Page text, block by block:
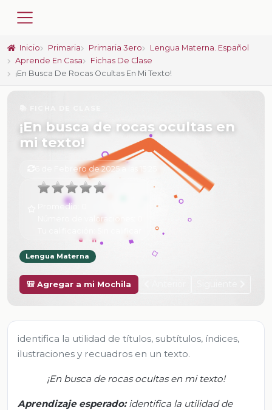
Inicio Primaria Primaria 3ero
Lengua Materna. Español
Aprende En Casa
Fichas De Clase
¡En Busca De Rocas Ocultas En Mi Texto!
¡En busca de rocas ocultas en
mi texto!
6 de Febrero de 2025 a las 15:25
Promedio:
Número de valoraciones:
Lengua Materna
🎒 Agregar a mi Mochila
identifica la utilidad de títulos, subtítulos, índices,
ilustraciones y recuadros en un texto.
¡En busca de rocas ocultas en mi texto!
Aprendizaje esperado: identifica la utilidad de